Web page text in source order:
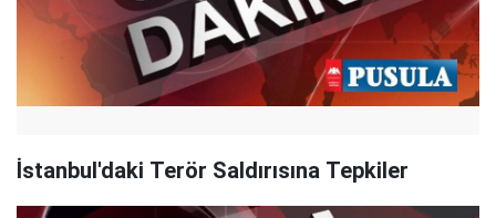
İstanbul'daki Terör Saldırısına Tepkiler